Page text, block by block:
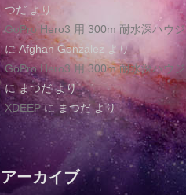
つだ より
GoPro Hero3 用 300m 耐水深ハウ
にAfghan Gonzalez より
GoPro Hero3 用 300m 耐水深ハウ
にまつだより
XDEEPにまつだより
アーカイブ